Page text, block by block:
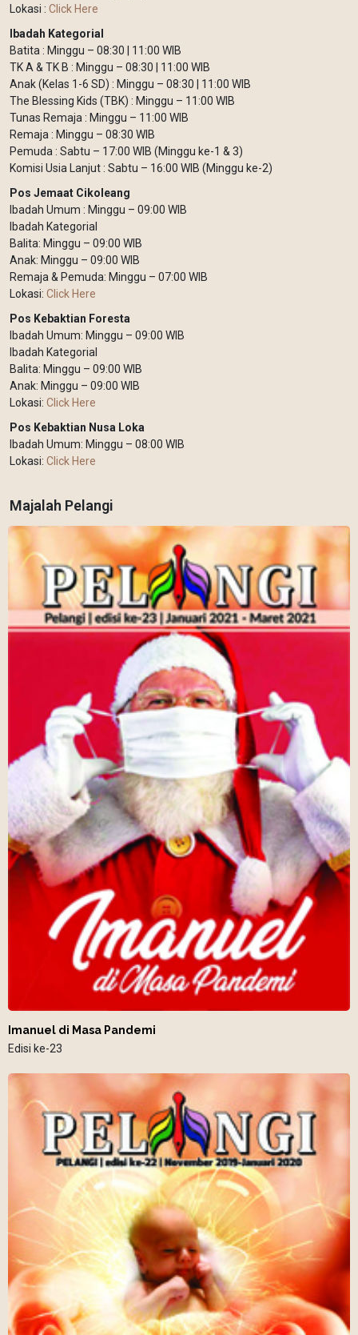
Lokasi : Click Here
Ibadah Kategorial
Batita : Minggu – 08:30 | 11:00 WIB
TK A & TK B : Minggu – 08:30 | 11:00 WIB
Anak (Kelas 1-6 SD) : Minggu – 08:30 | 11:00 WIB
The Blessing Kids (TBK) : Minggu – 11:00 WIB
Tunas Remaja : Minggu – 11:00 WIB
Remaja : Minggu – 08:30 WIB
Pemuda : Sabtu – 17:00 WIB (Minggu ke-1 & 3)
Komisi Usia Lanjut : Sabtu – 16:00 WIB (Minggu ke-2)
Pos Jemaat Cikoleang
Ibadah Umum : Minggu – 09:00 WIB
Ibadah Kategorial
Balita: Minggu – 09:00 WIB
Anak: Minggu – 09:00 WIB
Remaja & Pemuda: Minggu – 07:00 WIB
Lokasi: Click Here
Pos Kebaktian Foresta
Ibadah Umum: Minggu – 09:00 WIB
Ibadah Kategorial
Balita: Minggu – 09:00 WIB
Anak: Minggu – 09:00 WIB
Lokasi: Click Here
Pos Kebaktian Nusa Loka
Ibadah Umum: Minggu – 08:00 WIB
Lokasi: Click Here
Majalah Pelangi
Imanuel di Masa Pandemi
Edisi ke-23